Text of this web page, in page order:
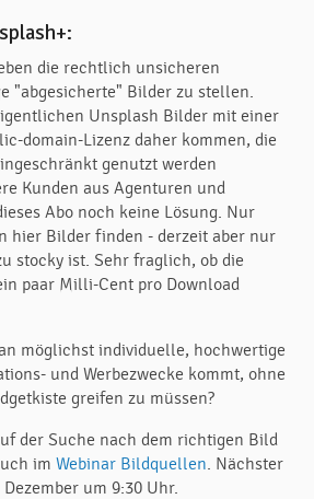
die rechtlich unsicheren
"abgesicherte" Bilder zu stellen.
Unsplash Bilder mit einer
domain-Lizenz daher kommen, die
genutzt werden
Kunden aus Agenturen und
Abo noch keine Lösung. Nur
hier Bilder finden - derzeit aber nur
stocky ist. Sehr fraglich, ob die
paar Milli-Cent pro Download
möglichst individuelle, hochwertige
und Werbezwecke kommt, ohne
greifen zu müssen?
der Suche nach dem richtigen Bild
im Webinar Bildquellen. Nächster
um 9:30 Uhr.